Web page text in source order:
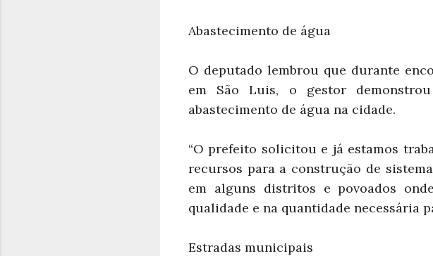
Abastecimento de água
O deputado lembrou que durante
em São Luis, o gestor
abastecimento de água na cidade.
“O prefeito solicitou e já estamos
recursos para a construção de
em alguns distritos e povoados
qualidade e na quantidade necessária
Estradas municipais